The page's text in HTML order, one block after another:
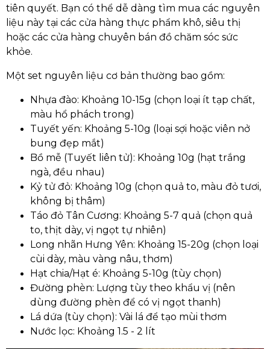
tiên quyết. Bạn có thể dễ dàng tìm mua các nguyên
liệu này tại các cửa hàng thực phẩm khô, siêu thị
hoặc các cửa hàng chuyên bán đồ chăm sóc sức
khỏe.
Một set nguyên liệu cơ bản thường bao gồm:
Nhựa đào: Khoảng 10-15g (chọn loại ít tạp chất,
màu hổ phách trong)
Tuyết yến: Khoảng 5-10g (loại sợi hoặc viên nở
bung đẹp mắt)
Bồ mễ (Tuyết liên tử): Khoảng 10g (hạt trắng
ngà, đều nhau)
Kỷ tử đỏ: Khoảng 10g (chọn quả to, màu đỏ tươi,
không bị thâm)
Táo đỏ Tân Cương: Khoảng 5-7 quả (chọn quả
to, thịt dày, vị ngọt tự nhiên)
Long nhãn Hưng Yên: Khoảng 15-20g (chọn loại
cùi dày, màu vàng nâu, thơm)
Hạt chia/Hạt é: Khoảng 5-10g (tùy chọn)
Đường phèn: Lượng tùy theo khẩu vị (nên
dùng đường phèn để có vị ngọt thanh)
Lá dứa (tùy chọn): Vài lá để tạo mùi thơm
Nước lọc: Khoảng 1.5 - 2 lít